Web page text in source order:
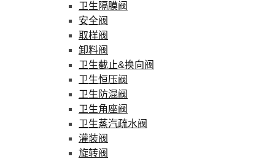
卫生隔膜阀
安全阀
取样阀
卸料阀
卫生截止&换向阀
卫生恒压阀
卫生防混阀
卫生角座阀
卫生蒸汽疏水阀
灌装阀
旋转阀